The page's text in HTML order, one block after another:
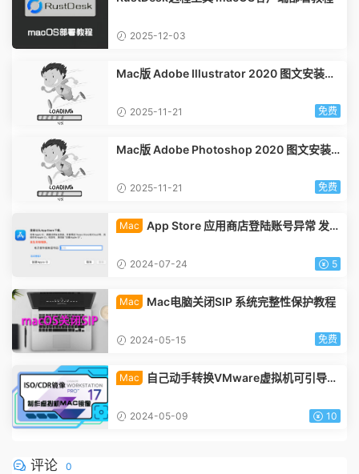
2025-12-03
Mac版 Adobe Illustrator 2020 图文安装教
2025-11-21 免费
Mac版 Adobe Photoshop 2020 图文安装
2025-11-21 免费
Mac
App Store 应用商店登陆账号异常 发生
2024-07-24 5
Mac Mac电脑关闭SIP 系统完整性保护教程
2024-05-15 免费
Mac
自己动手转换VMware虚拟机可引导的
2024-05-09 10
评论 0